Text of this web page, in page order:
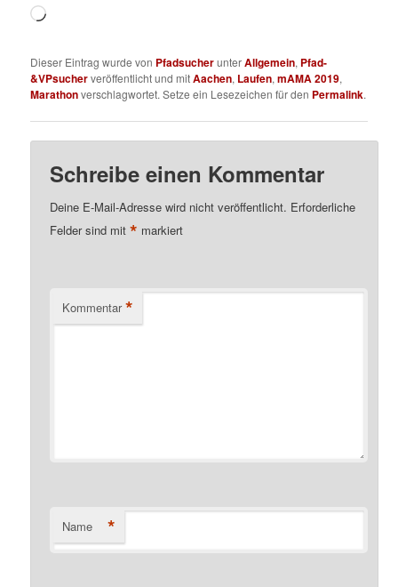
Wird
Dieser Eintrag wurde von PfadsucherunterAllgemein, Pfad-
&VPsucherveröffentlicht und mitAachen, Laufen,mAMA 2019,
Marathonverschlagwortet. Setze ein Lesezeichen für den Permalink.
Schreibe einen Kommentar
Deine E-Mail-Adresse wird nicht veröffentlicht. Erforderliche
Felder sind mit* markiert
Kommentar *
Name *